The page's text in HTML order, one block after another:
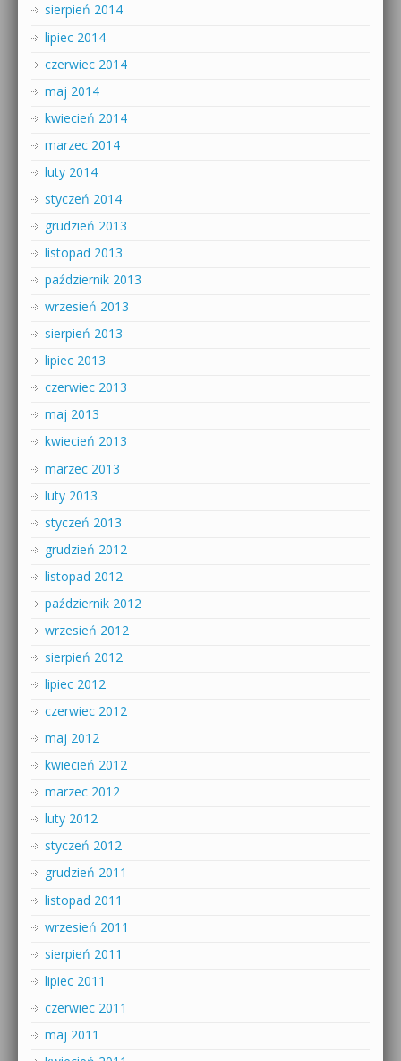
sierpień 2014
lipiec 2014
czerwiec 2014
maj 2014
kwiecień 2014
marzec 2014
luty 2014
styczeń 2014
grudzień 2013
listopad 2013
październik 2013
wrzesień 2013
sierpień 2013
lipiec 2013
czerwiec 2013
maj 2013
kwiecień 2013
marzec 2013
luty 2013
styczeń 2013
grudzień 2012
listopad 2012
październik 2012
wrzesień 2012
sierpień 2012
lipiec 2012
czerwiec 2012
maj 2012
kwiecień 2012
marzec 2012
luty 2012
styczeń 2012
grudzień 2011
listopad 2011
wrzesień 2011
sierpień 2011
lipiec 2011
czerwiec 2011
maj 2011